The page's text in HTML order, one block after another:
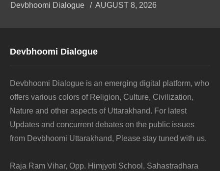
Devbhoomi Dialogue
AUGUST 8, 2026
Devbhoomi Dialogue
Devbhoomi Dialogue is an emerging digital platform, who
offers various colors of Religion, Culture, Civilization,
Nature and other aspects of Uttarakhand. For latest
Updates and concurrent debates on the public issues
from Devbhoomi Uttarakhand, Please stay tuned with us.
Raja Ram Vihar, Opp. Himjyoti School, Sahastradhara